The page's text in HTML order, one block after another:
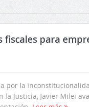
para
por la
Justicia, Javier Milei